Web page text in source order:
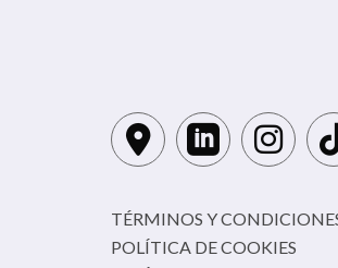
TÉRMINOS Y
POLÍTICA DE COOKIES